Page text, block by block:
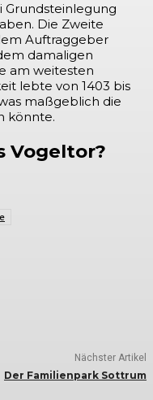
Grundsteinlegung
Die Zweite
Auftraggeber
damaligen
am weitesten
lebte von 1403 bis
maßgeblich die
könnte.
Vogeltor?
Nächster Artikel
Der Familienpark Sottrum